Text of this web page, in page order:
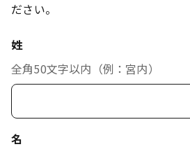
ださい。
姓
全角50文字以内（例：宮内）
名